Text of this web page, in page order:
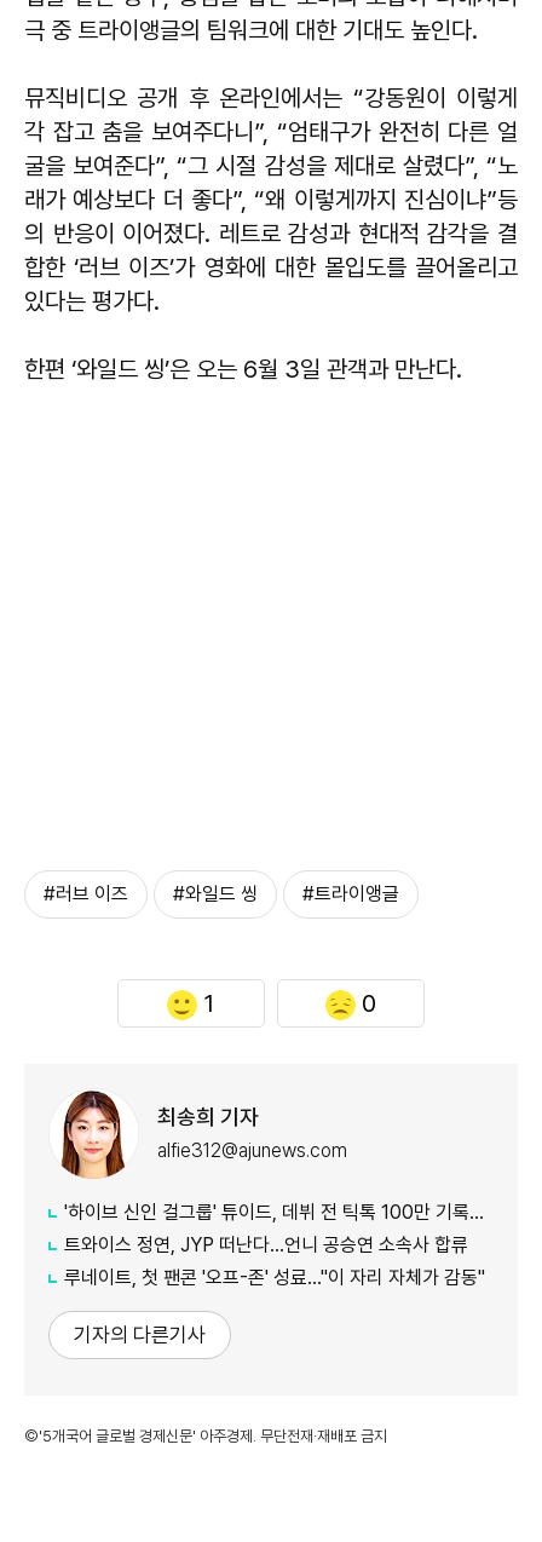
극 중 트라이앵글의 팀워크에 대한 기대도 높인다.
뮤직비디오 공개 후 온라인에서는 “강동원이 이렇게
각 잡고 춤을 보여주다니”, “엄태구가 완전히 다른 얼
굴을 보여준다”, “그 시절 감성을 제대로 살렸다”, “노
래가 예상보다 더 좋다”, “왜 이렇게까지 진심이냐”등
의 반응이 이어졌다. 레트로 감성과 현대적 감각을 결
합한 ‘러브 이즈’가 영화에 대한 몰입도를 끌어올리고
있다는 평가다.
한편 ‘와일드 씽’은 오는 6월 3일 관객과 만난다.
#러브 이즈 #와일드 씽 #트라이앵글
1 0
최송희 기자
alfie312@ajunews.com
'하이브 신인 걸그룹' 튜이드, 데뷔 전 틱톡 100만 기록…24일 타이틀곡 발매
트와이스 정연, JYP 떠난다…언니 공승연 소속사 합류
루네이트, 첫 팬콘 '오프-존' 성료…"이 자리 자체가 감동"
기자의 다른기사
©'5개국어 글로벌 경제신문' 아주경제. 무단전재·재배포 금지